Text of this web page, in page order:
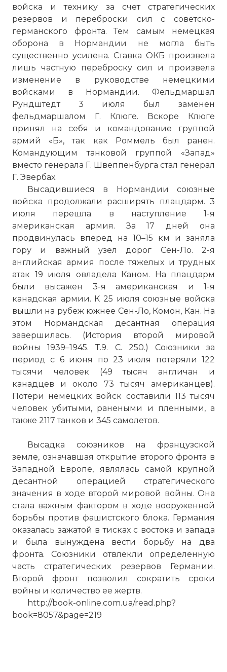
войска и технику за счет стратегических
резервов и переброски сил с советско-
германского фронта. Тем самым немецкая
оборона в Нормандии не могла быть
существенно усилена. Ставка ОКБ произвела
лишь частную переброску сил и произвела
изменение в руководстве немецкими
войсками в Нормандии. Фельдмаршал
Рундштедт 3 июля был заменен
фельдмаршалом Г. Клюге. Вскоре Клюге
принял на себя и командование группой
армий «Б», так как Роммель был ранен.
Командующим танковой группой «Запад»
вместо генерала Г. Швеппенбурга стал генерал
Г. Эвербах.
Высадившиеся в Нормандии союзные
войска продолжали расширять плацдарм. 3
июля перешла в наступление 1-я
американская армия. За 17 дней она
продвинулась вперед на 10–15 км и заняла
гору и важный узел дорог Сен-Ло. 2-я
английская армия после тяжелых и трудных
атак 19 июля овладела Каном. На плацдарм
были высажен 3-я американская и 1-я
канадская армии. К 25 июля союзные войска
вышли на рубеж южнее Сен-Ло, Комон, Кан. На
этом Нормандская десантная операция
завершилась. (История второй мировой
войны 1939–1945. Т.9. С. 250.) Союзники за
период с 6 июня по 23 июля потеряли 122
тысячи человек (49 тысяч англичан и
канадцев и около 73 тысяч американцев).
Потери немецких войск составили 113 тысяч
человек убитыми, ранеными и пленными, а
также 2117 танков и 345 самолетов.
Высадка союзников на французской
земле, означавшая открытие второго фронта в
Западной Европе, являлась самой крупной
десантной операцией стратегического
значения в ходе второй мировой войны. Она
стала важным фактором в ходе вооруженной
борьбы против фашистского блока. Германия
оказалась зажатой в тисках с востока и запада
и была вынуждена вести борьбу на два
фронта. Союзники отвлекли определенную
часть стратегических резервов Германии.
Второй фронт позволил сократить сроки
войны и количество ее жертв.
http://book-online.com.ua/read.php?
book=8057&page=219